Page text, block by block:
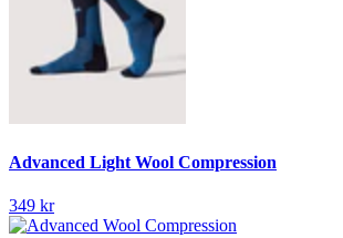
Advanced Light Wool Compression
349 kr